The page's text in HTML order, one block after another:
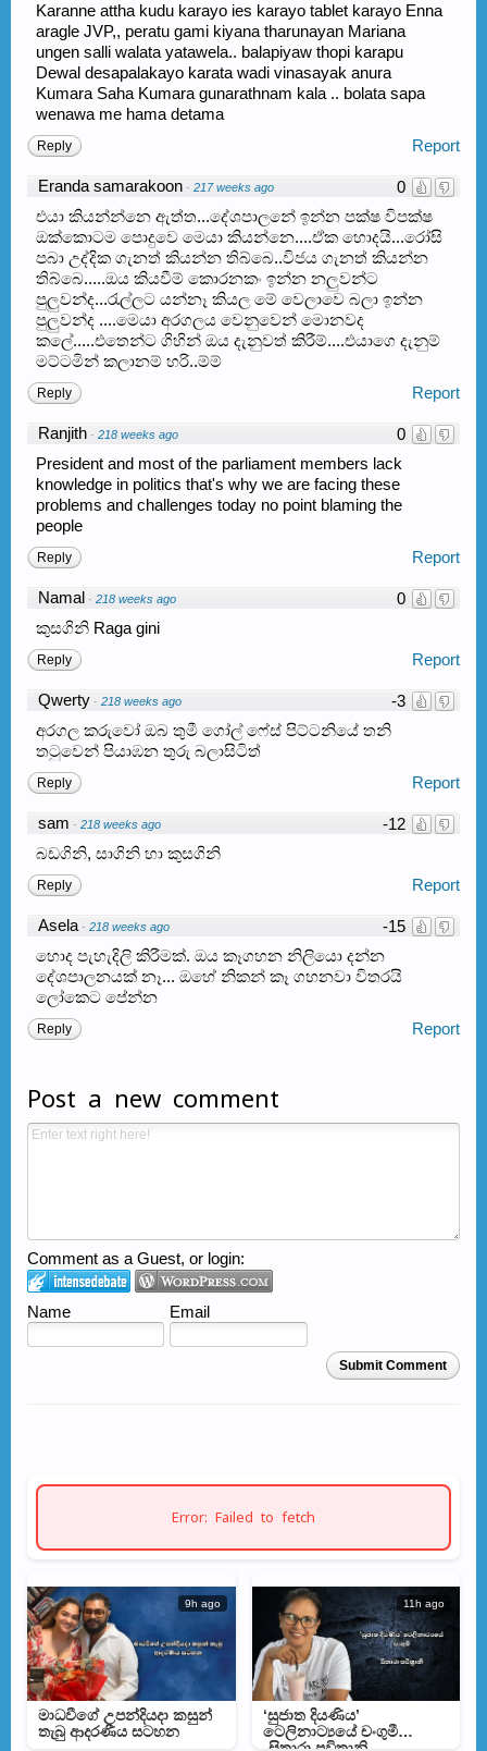
Karanne attha kudu karayo ies karayo tablet karayo Enna
aragle JVP,, peratu gami kiyana tharunayan Mariana
ungen salli walata yatawela.. balapiyaw thopi karapu
Dewal desapalakayo karata wadi vinasayak anura
Kumara Saha Kumara gunarathnam kala .. bolata sapa
wenawa me hama detama
Report
Reply
0
Eranda samarakoon · 217 weeks ago
එයා කියන්න්නෙ ඇත්ත...දේශපාලනේ ඉන්න පක්ෂ විපක්ෂ
ඔක්කොටම පොදුවෙ මෙයා කියන්නෙ....ඒක හොදයි...රෝසි
පබා උද්දික ගැනත් කියන්න තිබ්බෙ..විජය ගැනත් කියන්න
තිබ්බෙ.....ඔය කියවීම් කොරනකං ඉන්න නලුවන්ට
පුලුවන්ද...රැල්ලට යන්නෑ කියල මේ වෙලාවෙ බලා ඉන්න
පුලුවන්ද ....මෙයා අරගලය වෙනුවෙන් මොනවද
කලේ.....එතෙන්ට ගිහින් ඔය දැනුවත් කිරීම්....එයාගෙ දැනුම්
මට්ටමින් කලානම් හරි..ම්ම්
Report
Reply
0
Ranjith · 218 weeks ago
President and most of the parliament members lack
knowledge in politics that's why we are facing these
problems and challenges today no point blaming the
people
Report
Reply
0
Namal · 218 weeks ago
කුසගිනි Raga gini
Report
Reply
-3
Qwerty · 218 weeks ago
අරගල කරුවෝ ඔබ තුමී ගෝල් ෆේස් පිට්ටනියේ තනි
තටුවෙන් පියාඹන තුරු බලාසිටිත්
Report
Reply
-12
sam · 218 weeks ago
බඩගිනි, සාගිනි හා කුසගිනි
Report
Reply
-15
Asela · 218 weeks ago
හොද පැහැදිලි කිරීමක්. ඔය කෑගහන නිලියො දන්න
දේශපාලනයක් නෑ... ඔහේ නිකන් කෑ ගහනවා විතරයි
ලෝකෙට පේන්න
Report
Reply
Post a new comment
Comment as a Guest, or login:
Name Email
Submit Comment
Error: Failed to fetch
9h ago
මාධවීගේ උපන්දියදා කසුන්
තැබු ආදරණීය සටහන
11h ago
‘සුජාත දියණිය’
ටෙලිනාට්‍යයේ චංගුමී
-සිතාරා පවිත්‍රානි